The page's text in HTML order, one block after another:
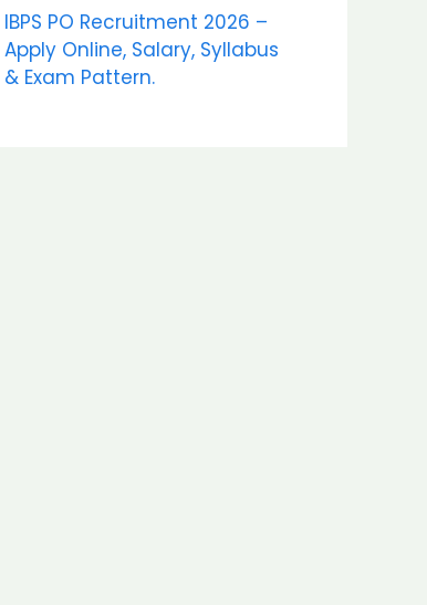
IBPS PO Recruitment 2026 –
Apply Online, Salary, Syllabus
& Exam Pattern.